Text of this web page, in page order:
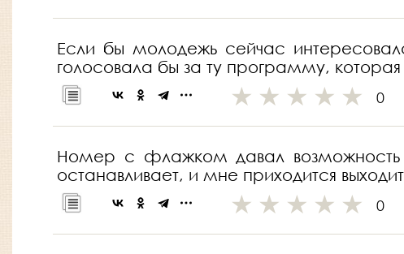
Если бы молодежь сейчас
голосовала бы за ту программу,
0
Номер с флажком давал возможность
останавливает, и мне приходится
0